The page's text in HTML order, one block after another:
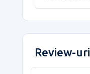
Review-uri